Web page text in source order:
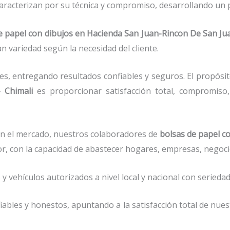
por su técnica y compromiso, desarrollando
papel con dibujosen Hacienda San Juan-Rincon De San
variedad según la necesidad del cliente.
entregando resultados confiables y seguros. El
Chimalies proporcionar satisfacción total,
el mercado, nuestros colaboradores de bolsas de papel
con la capacidad de abastecer hogares, empresas,
autorizados a nivel local y nacional con
y honestos, apuntando a la satisfacción total de